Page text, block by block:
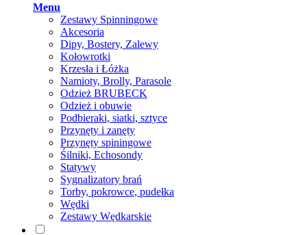
Menu
Zestawy Spinningowe
Akcesoria
Dipy, Bostery, Zalewy
Kołowrotki
Krzesła i Łóżka
Namioty, Brolly, Parasole
Odzież BRUBECK
Odzież i obuwie
Podbieraki, siatki, sztyce
Przynęty i zanęty
Przynęty spiningowe
Śilniki, Echosondy
Statywy
Sygnalizatory brań
Torby, pokrowce, pudełka
Wędki
Zestawy Wędkarskie